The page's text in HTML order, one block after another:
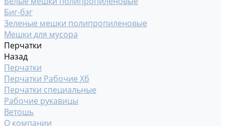
Биг-бэг
Зеленые мешки полипропиленовые
Мешки для мусора
Перчатки
Назад
Перчатки
Перчатки Рабочие Хб
Перчатки специальные
Рабочие рукавицы
Ветошь
О компании